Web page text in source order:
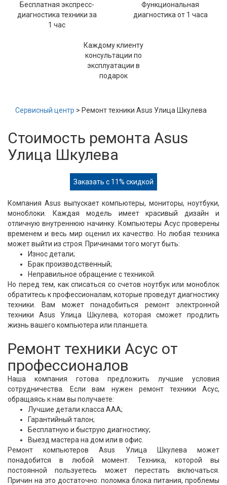
Бесплатная экспресс-
диагностика техники за
1 час
Функциональная
диагностика от 1 часа
Каждому клиенту
консультации по
эксплуатации в
подарок
Сервисный центр > Ремонт техники Asus Улица Шкулева
Стоимость ремонта Asus
Улица Шкулева
Заказать с 11% скидкой
Компания Asus выпускает компьютеры, мониторы, ноутбуки,
моноблоки. Каждая модель имеет красивый дизайн и
отличную внутреннюю начинку. Компьютеры Асус проверены
временем и весь мир оценил их качество. Но любая техника
может выйти из строя. Причинами того могут быть:
Износ детали;
Брак производственный;
Неправильное обращение с техникой.
Но перед тем, как списаться со счетов ноутбук или моноблок
обратитесь к профессионалам, которые проведут диагностику
техники. Вам может понадобиться ремонт электронной
техники Asus Улица Шкулева, которая сможет продлить
жизнь вашего компьютера или планшета.
Ремонт техники Асус от
профессионалов
Наша компания готова предложить лучшие условия
сотрудничества. Если вам нужен ремонт техники Асус,
обращаясь к нам вы получаете:
Лучшие детали класса ААА;
Гарантийный талон;
Бесплатную и быструю диагностику;
Выезд мастера на дом или в офис.
Ремонт компьютеров Asus Улица Шкулева может
понадобится в любой момент. Техника, которой вы
постоянной пользуетесь может перестать включаться.
Причин на это достаточно: поломка блока питания, проблемы